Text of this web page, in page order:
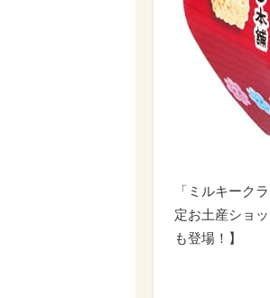
「ミルキーク
定お土産ショ
も登場！】